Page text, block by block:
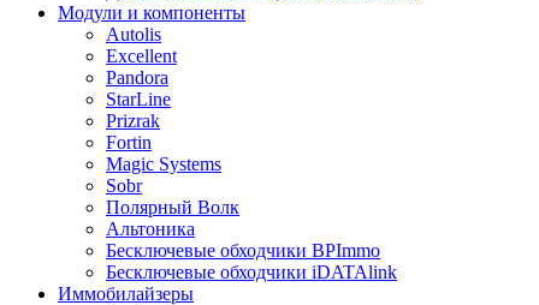
Модули и компоненты
Autolis
Excellent
Pandora
StarLine
Prizrak
Fortin
Magic Systems
Sobr
Полярный Волк
Альтоника
Бесключевые обходчики BPImmo
Бесключевые обходчики iDATAlink
Иммобилайзеры